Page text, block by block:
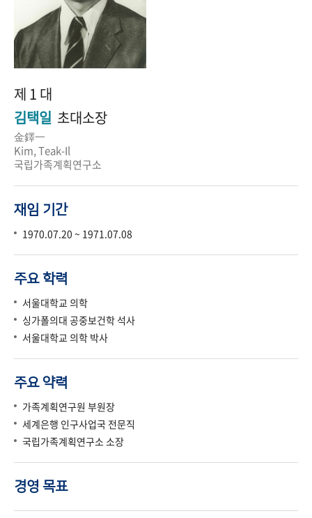
제 1 대
김택일 초대소장
金鐸一
Kim, Teak-Il
국립가족계획연구소
재임 기간
1970.07.20 ~ 1971.07.08
주요 학력
서울대학교 의학
싱가폴의대 공중보건학 석사
서울대학교 의학 박사
주요 약력
가족계획연구원 부원장
세계은행 인구사업국 전문직
국립가족계획연구소 소장
경영 목표